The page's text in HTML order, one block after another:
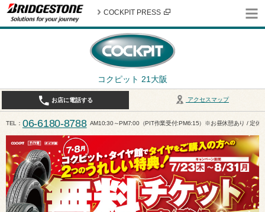
コクピット 21大阪
COCKPIT PRESS
アクセスマップ
お店に電話する
TEL 06-6180-8788 AM10:30～PM7:00（PIT作業受付:PM6:15）※お昼休憩あり / 定休